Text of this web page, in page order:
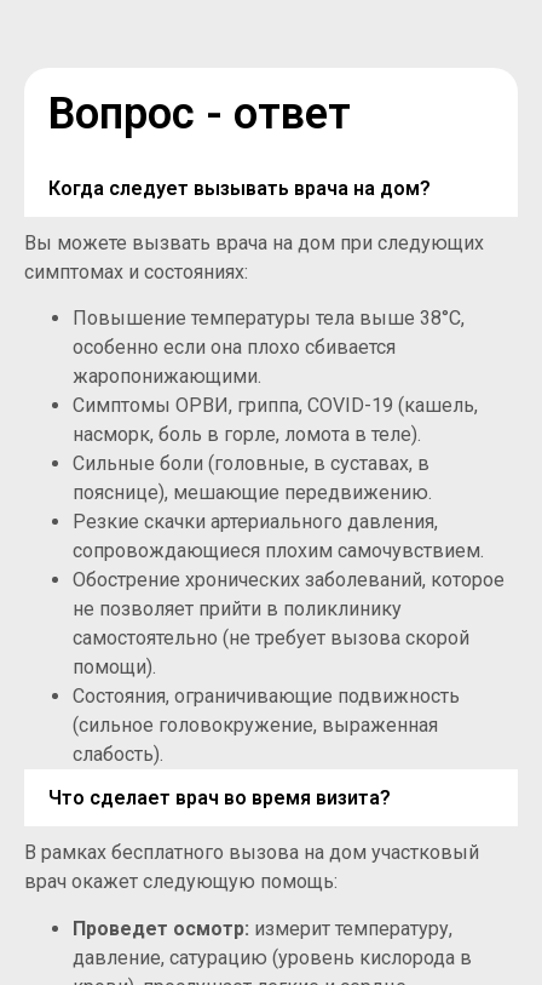
Вопрос - ответ
Когда следует вызывать врача на дом?
Вы можете вызвать врача на дом при следующих
симптомах и состояниях:
Повышение температуры тела выше 38°C,
особенно если она плохо сбивается
жаропонижающими.
Симптомы ОРВИ, гриппа, COVID-19 (кашель,
насморк, боль в горле, ломота в теле).
Сильные боли (головные, в суставах, в
пояснице), мешающие передвижению.
Резкие скачки артериального давления,
сопровождающиеся плохим самочувствием.
Обострение хронических заболеваний, которое
не позволяет прийти в поликлинику
самостоятельно (не требует вызова скорой
помощи).
Состояния, ограничивающие подвижность
(сильное головокружение, выраженная
слабость).
Что сделает врач во время визита?
В рамках бесплатного вызова на дом участковый
врач окажет следующую помощь:
Проведет осмотр: измерит температуру,
давление, сатурацию (уровень кислорода в